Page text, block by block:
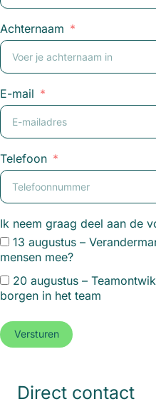
Achternaam
E-mail
Telefoon
Ik neem graag deel aan de
13 augustus –
mensen mee?
20 augustus –
borgen in het team
Versturen
Direct contact